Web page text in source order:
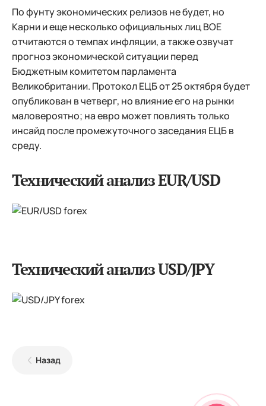
По фунту экономических релизов не будет, но
Карни и еще несколько официальных лиц BOE
отчитаются о темпах инфляции, а также озвучат
прогноз экономической ситуации перед
Бюджетным комитетом парламента
Великобритании. Протокол ЕЦБ от 25 октября будет
опубликован в четверг, но влияние его на рынки
маловероятно; на евро может повлиять только
инсайд после промежуточного заседания ЕЦБ в
среду.
Технический анализ EUR/USD
Технический анализ USD/JPY
Назад